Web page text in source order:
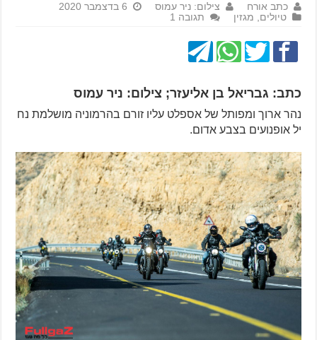
כתב אורח צילום: ניר עמוס
6 בדצמבר 2020
טיולים
מגזין תגובה 1
כתב: גבריאל בן אליעזר; צילום: ניר עמוס
נהר ארוך ומפותל של אספלט עליו זורם בהרמוניה מושלמת נח
יל אופנועים בצבע אדום.